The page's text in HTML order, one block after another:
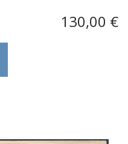
130,00 €